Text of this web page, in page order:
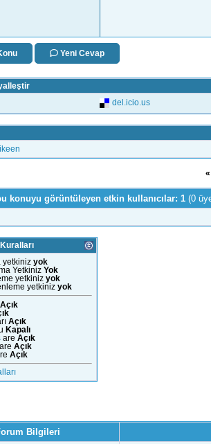
Yeni Cevap
del.icio.us
«
konuyu görüntüleyen etkin kullanıcılar: 1 (0
yetkiniz yok
Yetkiniz Yok
yetkiniz yok
yetkiniz yok
Açık
Açık
Kapalı
are Açık
are Açık
Açık
Bilgileri